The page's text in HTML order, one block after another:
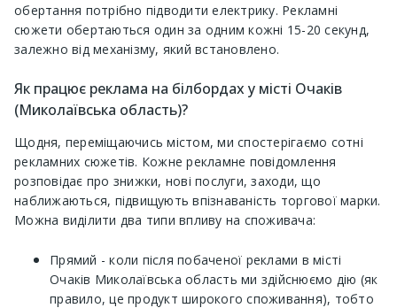
обертання потрібно підводити електрику. Рекламні
сюжети обертаються один за одним кожні 15-20 секунд,
залежно від механізму, який встановлено.
Як працює реклама на білбордах у місті Очаків
(Миколаївська область)?
Щодня, переміщаючись містом, ми спостерігаємо сотні
рекламних сюжетів. Кожне рекламне повідомлення
розповідає про знижки, нові послуги, заходи, що
наближаються, підвищують впізнаваність торгової марки.
Можна виділити два типи впливу на споживача:
Прямий - коли після побаченої реклами в місті
Очаків Миколаївська область ми здійснюємо дію (як
правило, це продукт широкого споживання), тобто